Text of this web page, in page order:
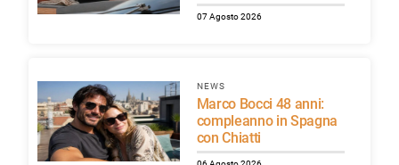
07 Agosto 2026
NEWS
Marco Bocci 48 anni:
compleanno in Spagna
con Chiatti